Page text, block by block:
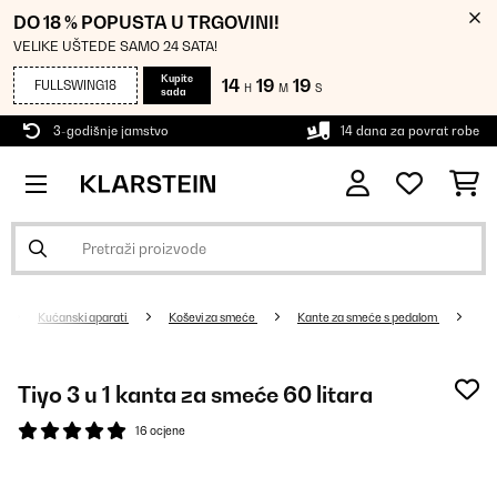
DO 18 % POPUSTA U TRGOVINI!
VELIKE UŠTEDE SAMO 24 SATA!
FULLSWING18
Kupite
sada
14 H 19 M 19 S
3-godišnje jamstvo 14 dana za povrat robe
Kućanski aparati Koševi za smeće Kante za smeće s pedalom
Tiyo 3 u 1 kanta za smeće 60 litara
16 ocjene